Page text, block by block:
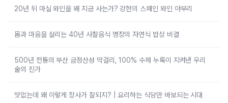
20년 뒤 마실 와인을 왜 지금 사는가? 강헌의 스페인 와인 야부리
몸과 마음을 살리는 40년 사찰음식 명장의 자연식 밥상 비결
500년 전통의 부산 금정산성 막걸리, 100% 수제 누룩이 지켜낸 우리
술의 진가
맛없는데 왜 이렇게 장사가 잘되지? | 요리하는 식당만 바보되는 시대